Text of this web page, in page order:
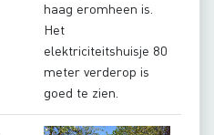
haag eromheen is.
Het
elektriciteitshuisje 80
meter verderop is
goed te zien.